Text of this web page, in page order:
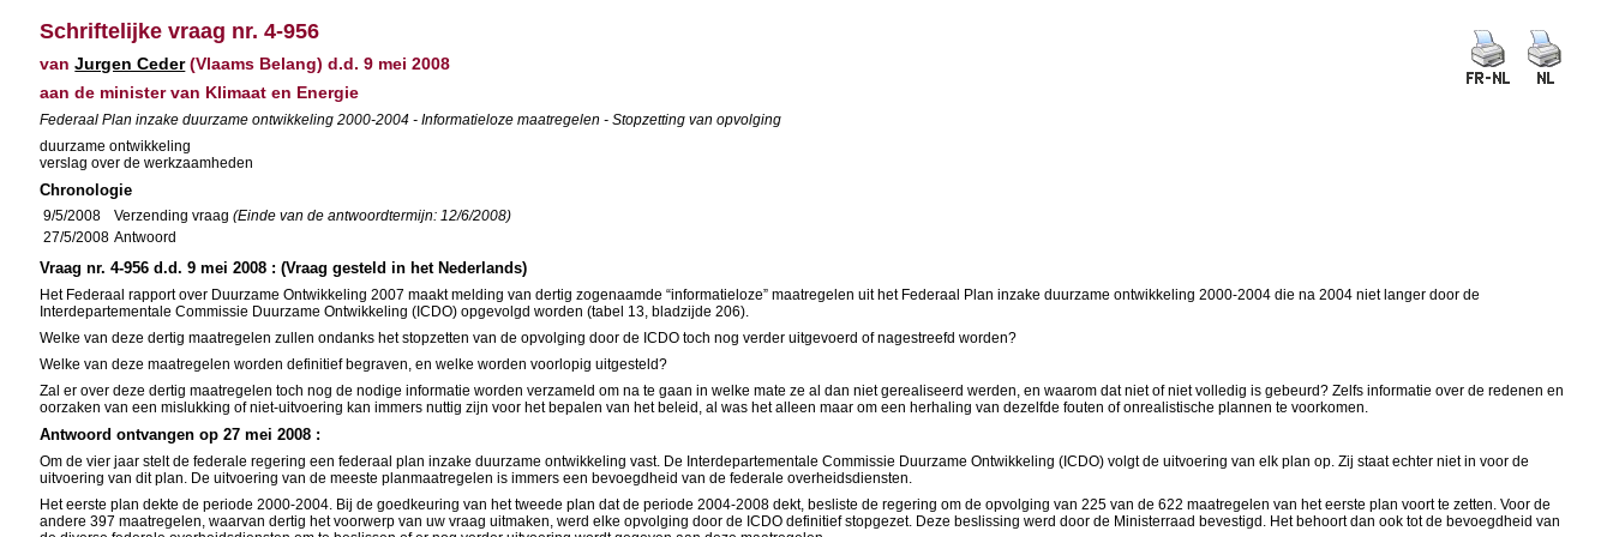
Schriftelijke vraag nr. 4-956
vanJurgen Ceder(Vlaams Belang) d.d. 9 mei 2008
aan de minister van Klimaat en Energie
Federaal Plan inzake duurzame ontwikkeling 2000-2004 - Informatieloze maatregelen - Stopzetting van opvolging
duurzame ontwikkeling
verslag over de werkzaamheden
Chronologie
9/5/2008 Verzending vraag(Einde van de antwoordtermijn: 12/6/2008)
27/5/2008 Antwoord
Vraag nr. 4-956 d.d. 9 mei 2008 : (Vraag gesteld in het Nederlands)
Het Federaal rapport over Duurzame Ontwikkeling 2007 maakt melding van dertig zogenaamde “informatieloze” maatregelen uit het Federaal Plan inzake duurzame ontwikkeling 2000-2004 die na 2004 niet langer door de
Interdepartementale Commissie Duurzame Ontwikkeling (ICDO) opgevolgd worden (tabel 13, bladzijde 206).
Welke van deze dertig maatregelen zullen ondanks het stopzetten van de opvolging door de ICDO toch nog verder uitgevoerd of nagestreefd worden?
Welke van deze maatregelen worden definitief begraven, en welke worden voorlopig uitgesteld?
Zal er over deze dertig maatregelen toch nog de nodige informatie worden verzameld om na te gaan in welke mate ze al dan niet gerealiseerd werden, en waarom dat niet of niet volledig is gebeurd? Zelfs informatie over de redenen en
oorzaken van een mislukking of niet-uitvoering kan immers nuttig zijn voor het bepalen van het beleid, al was het alleen maar om een herhaling van dezelfde fouten of onrealistische plannen te voorkomen.
Antwoord ontvangen op 27 mei 2008 :
Om de vier jaar stelt de federale regering een federaal plan inzake duurzame ontwikkeling vast. De Interdepartementale Commissie Duurzame Ontwikkeling (ICDO) volgt de uitvoering van elk plan op. Zij staat echter niet in voor de
uitvoering van dit plan. De uitvoering van de meeste planmaatregelen is immers een bevoegdheid van de federale overheidsdiensten.
Het eerste plan dekte de periode 2000-2004. Bij de goedkeuring van het tweede plan dat de periode 2004-2008 dekt, besliste de regering om de opvolging van 225 van de 622 maatregelen van het eerste plan voort te zetten. Voor de
andere 397 maatregelen, waarvan dertig het voorwerp van uw vraag uitmaken, werd elke opvolging door de ICDO definitief stopgezet. Deze beslissing werd door de Ministerraad bevestigd. Het behoort dan ook tot de bevoegdheid van